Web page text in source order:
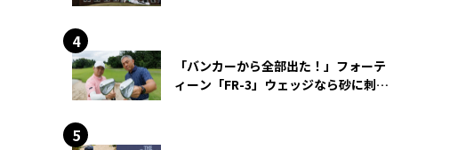
「バンカーから全部出た！」フォーテ
ィーン「FR-3」ウェッジなら砂に刺さ